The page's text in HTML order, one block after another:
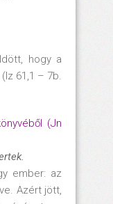
hogy a
61,1 – 7b.
(Jn
ember: az
Azért jött,